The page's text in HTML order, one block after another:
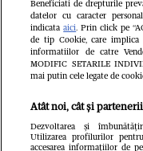
afișat
piscină de
după
Beneficiati de drepturile
datelor cu caracter
indicataaici. Prin click pe
de tip Cookie, care implica
informatiilor de catre
MODIFIC SETARILE
mai putin cele legate de
Atât noi, cât și
Dezvoltarea și
Utilizarea profilurilor
accesarea informațiilor de